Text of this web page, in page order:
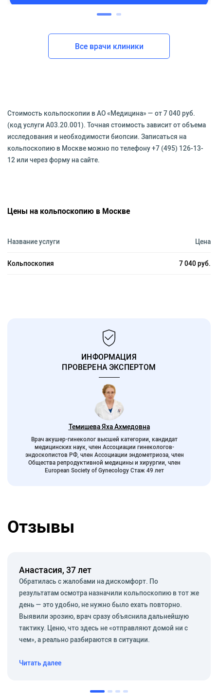
Все врачи клиники
Стоимость кольпоскопии в АО «Медицина» — от 7 040 руб.
(код услуги А03.20.001). Точная стоимость зависит от объема
исследования и необходимости биопсии. Записаться на
кольпоскопию в Москве можно по телефону +7 (495) 126-13-
12 или через форму на сайте.
Цены на кольпоскопию в Москве
Название услуги Цена
Кольпоскопия 7 040 руб.
ИНФОРМАЦИЯ
ПРОВЕРЕНА ЭКСПЕРТОМ
Темишева Яха Ахмедовна
Врач акушер-гинеколог высшей категории, кандидат
медицинских наук, член Ассоциации гинекологов-
эндоскопистов РФ, член Ассоциации эндометриоза, член
Общества репродуктивной медицины и хирургии, член
European Society of Gynecology Стаж 49 лет
Отзывы
Анастасия, 37 лет
Обратилась с жалобами на дискомфорт. По
результатам осмотра назначили кольпоскопию в тот же
день — это удобно, не нужно было ехать повторно.
Выявили эрозию, врач сразу объяснила дальнейшую
тактику. Ценю, что здесь не «отправляют домой ни с
чем», а реально разбираются в ситуации.
Читать далее